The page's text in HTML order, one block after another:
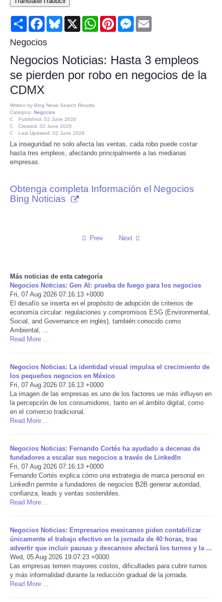
Consumer
Consumer Affairs Recalls
Food & Drug Recalls
Product Safety News
Entertainment
Health
Pets
Politics
Social
Sports
Technology
Travel
USA
World
Portada de Noticias
America Latina
Deportes
EEUU
Especiales
Share FacebookBluesky
X WhatsAppPinterestMessenger
Negocios
Negocios Noticias: Hasta 3 empleos
se pierden por robo en negocios de la
CDMX
Written by Bing News Search Results
Category: Negocios
Published: 02 June 2026
Created: 02 June 2026
Last Updated: 02 June 2026
La inseguridad no solo afecta las ventas, cada robo puede costar
hasta tres empleos, afectando principalmente a las medianas
empresas.
Obtenga completa Información el Negocios
Bing Noticias
Prev Next
Más noticias de esta categoría
Negocios Noticias: Gen AI: prueba de fuego para los negocios
Fri, 07 Aug 2026 07:16:13 +0000
El desafío se inserta en el propósito de adopción de criterios de
economía circular: regulaciones y compromisos ESG (Environmental,
Social, and Governance en inglés), también conocido como
Ambiental, ...
Read More ...
Negocios Noticias: La identidad visual impulsa el crecimiento de
los pequeños negocios en México
Fri, 07 Aug 2026 07:16:13 +0000
La imagen de las empresas es uno de los factores ue más influyen en
la percepción de los consumidores, tanto en el ámbito digital, como
en el comercio tradicional.
Read More ...
Negocios Noticias: Fernando Cortés ha ayudado a decenas de
fundadores a escalar sus negocios a través de LinkedIn
Fri, 07 Aug 2026 07:16:13 +0000
Fernando Cortés explica cómo una estrategia de marca personal en
LinkedIn permite a fundadores de negocios B2B generar autoridad,
confianza, leads y ventas sostenibles.
Read More ...
Negocios Noticias: Empresarios mexicanos piden contabilizar
únicamente el trabajo efectivo en la jornada de 40 horas, tras
advertir que incluir pausas y descansos afectará los turnos y la ...
Wed, 05 Aug 2026 19:07:23 +0000
Las empresas temen mayores costos, dificultades para cubrir turnos
y más informalidad durante la reducción gradual de la jornada.
Read More ...